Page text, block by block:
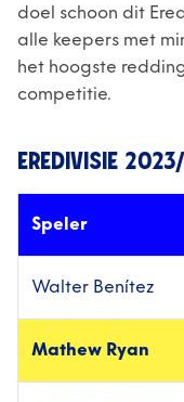
doel schoon dit
alle keepers met
het hoogste
competitie.
EREDIVISIE
Speler
Walter Benítez
Mathew Ryan